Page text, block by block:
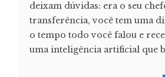
deixam dúvidas: era o seu
transferência, você tem uma
o tempo todo você falou e
uma inteligência artificial que